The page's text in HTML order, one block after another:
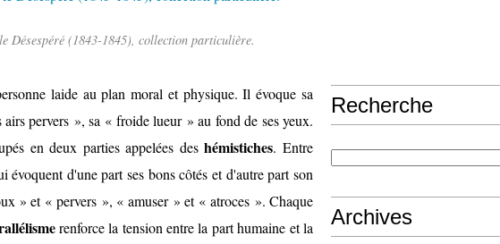
Désespéré (1843-1845), collection particulière.
laide au plan moral et physique. Il évoque sa
pervers », sa « froide lueur » au fond de ses yeux.
en deux parties appelées deshémistiches. Entre
évoquent d'une part ses bons côtés et d'autre part son
» et « pervers », « amuser » et « atroces ». Chaque
renforce la tension entre la part humaine et la
Recherche
Archives